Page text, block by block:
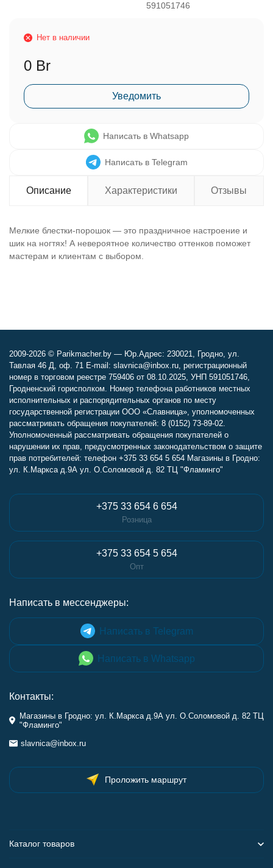
591051746
Нет в наличии
0 Br
Уведомить
Написать в Whatsapp
Написать в Telegram
Описание Характеристики Отзывы
Мелкие блестки-порошок — это праздничное настроение и
шик на ногтях! А невероятное количество оттенков поможет
мастерам и клиентам с выбором.
2009-2026 © Parikmacher.by — Юр.Адрес: 230021, Гродно, ул.
Тавлая 46 Д, оф. 71 E-mail: slavnica@inbox.ru, регистрационный
номер в торговом реестре 759406 от 08.10.2025, УНП 591051746,
Гродненский горисполком. Номер телефона работников местных
исполнительных и распорядительных органов по месту
государственной регистрации ООО «Славница», уполномоченных
рассматривать обращения покупателей: 8 (0152) 73-89-02.
Уполномоченный рассматривать обращения покупателей о
нарушении их прав, предусмотренных законодательством о защите
прав потребителей: телефон +375 33 654 5 654 Магазины в Гродно:
ул. К.Маркса д.9А ул. О.Соломовой д. 82 ТЦ "Фламинго"
+375 33 654 6 654
Розница
+375 33 654 5 654
Опт
Написать в мессенджеры:
Написать в Telegram
Написать в Whatsapp
Контакты:
Магазины в Гродно: ул. К.Маркса д.9А ул. О.Соломовой д. 82 ТЦ
"Фламинго"
slavnica@inbox.ru
Проложить маршрут
Каталог товаров